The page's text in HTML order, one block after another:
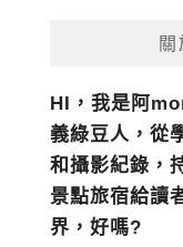
關
HI，我是阿
義綠豆人，從
和攝影紀錄，
景點旅宿給讀
界，好嗎?